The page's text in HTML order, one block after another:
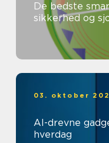
De bedste
sikkerhed og
03. oktober
AI-drevne
hverdag